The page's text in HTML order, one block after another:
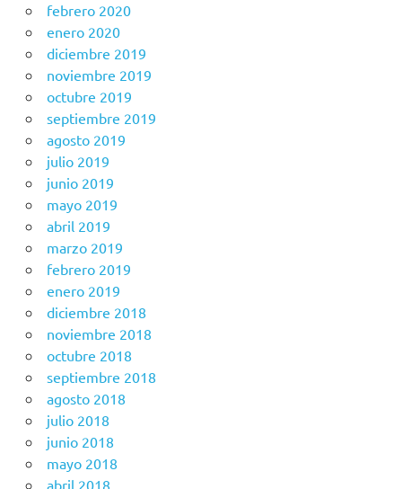
febrero 2020
enero 2020
diciembre 2019
noviembre 2019
octubre 2019
septiembre 2019
agosto 2019
julio 2019
junio 2019
mayo 2019
abril 2019
marzo 2019
febrero 2019
enero 2019
diciembre 2018
noviembre 2018
octubre 2018
septiembre 2018
agosto 2018
julio 2018
junio 2018
mayo 2018
abril 2018